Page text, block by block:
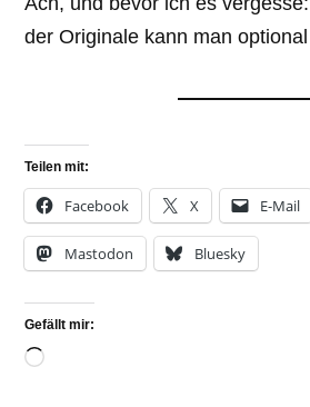
der Originale kann man
Teilen mit:
Facebook X E-Mail
Mastodon Bluesky
Gefällt mir: